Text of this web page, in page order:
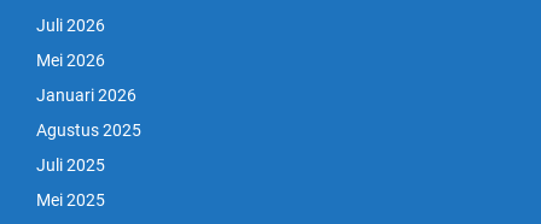
Juli 2026
Mei 2026
Januari 2026
Agustus 2025
Juli 2025
Mei 2025